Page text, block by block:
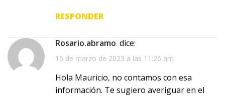
RESPONDER
rosario.abramo dice:
16 de marzo de 2023 a las 11:26 am
Hola Mauricio, no contamos con esa
información. Te sugiero averiguar en el